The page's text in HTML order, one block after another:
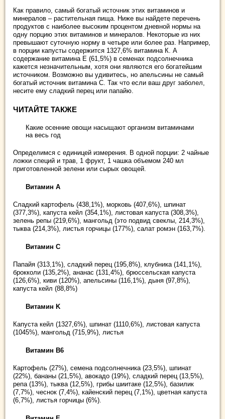
Как правило, самый богатый источник этих витаминов и
минералов – растительная пища. Ниже вы найдете перечень
продуктов с наиболее высоким процентом дневной нормы на
одну порцию этих витаминов и минералов. Некоторые из них
превышают суточную норму в четыре или более раз. Например,
в порции капусты содержится 1327,6% витамина К. А
содержание витамина Е (61,5%) в семенах подсолнечника
кажется незначительным, хотя они являются его богатейшим
источником. Возможно вы удивитесь, но апельсины не самый
богатый источник витамина С. Так что если ваш друг заболел,
несите ему сладкий перец или папайю.
ЧИТАЙТЕ ТАКЖЕ
Какие осенние овощи насыщают организм витаминами
на весь год
Определимся с единицей измерения. В одной порции: 2 чайные
ложки специй и трав, 1 фрукт, 1 чашка объемом 240 мл
приготовленной зелени или сырых овощей.
Витамин А
Сладкий картофель (438,1%), морковь (407,6%), шпинат
(377,3%), капуста кейл (354,1%), листовая капуста (308,3%),
зелень репы (219,6%), мангольд (это подвид свеклы, 214,3%),
тыква (214,3%), листья горчицы (177%), салат ромэн (163,7%).
Витамин C
Папайя (313,1%), сладкий перец (195,8%), клубника (141,1%),
брокколи (135,2%), ананас (131,4%), брюссельская капуста
(126,6%), киви (120%), апельсины (116,1%), дыня (97,8%),
капуста кейл (88,8%)
Витамин K
Капуста кейл (1327,6%), шпинат (1110,6%), листовая капуста
(1045%), мангольд (715,9%), листья
Витамин B6
Картофель (27%), семена подсолнечника (23,5%), шпинат
(22%), бананы (21,5%), авокадо (19%), сладкий перец (13,5%),
репа (13%), тыква (12,5%), грибы шиитаке (12,5%), базилик
(7,7%), чеснок (7,4%), кайенский перец (7,1%), цветная капуста
(6,7%), листья горчицы (6%).